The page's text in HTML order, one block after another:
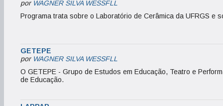
por WAGNER SILVA WESSFLL
Programa trata sobre o Laboratório de Cerâmica da UFRGS e
GETEPE
por WAGNER SILVA WESSFLL
O GETEPE - Grupo de Estudos em Educação, Teatro e
de Educação.